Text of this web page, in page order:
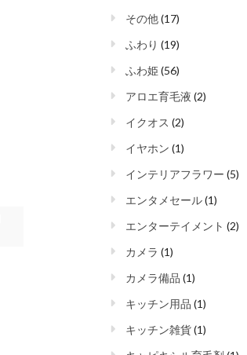
その他(17)
ふわり (19)
ふわ姫 (56)
アロエ育毛液 (2)
イクオス (2)
イヤホン (1)
インテリアフラワー (5)
エンタメセール(1)
エンターテイメント (2)
カメラ (1)
カメラ備品 (1)
キッチン用品 (1)
キッチン雑貨(1)